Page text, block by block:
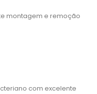
montagem e remoção
com excelente